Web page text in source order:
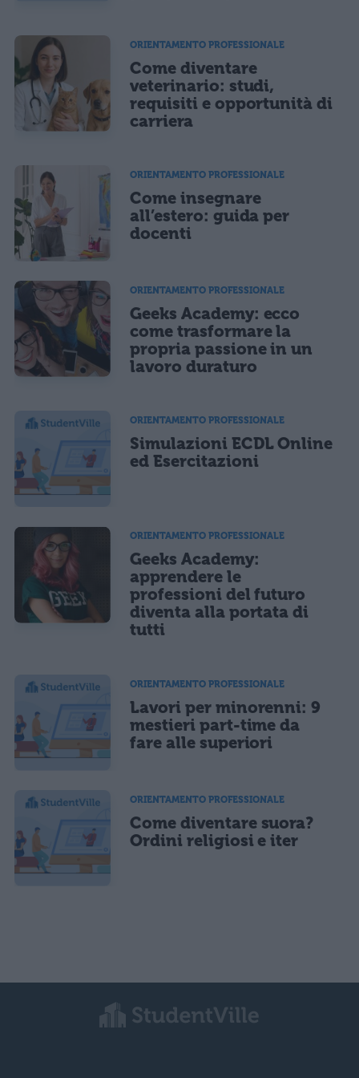
ORIENTAMENTO PROFESSIONALE
Come diventare
veterinario: studi,
requisiti e opportunità di
carriera
ORIENTAMENTO PROFESSIONALE
Come insegnare
all’estero: guida per
docenti
ORIENTAMENTO PROFESSIONALE
Geeks Academy: ecco
come trasformare la
propria passione in un
lavoro duraturo
ORIENTAMENTO PROFESSIONALE
Simulazioni ECDL Online
ed Esercitazioni
ORIENTAMENTO PROFESSIONALE
Geeks Academy:
apprendere le
professioni del futuro
diventa alla portata di
tutti
ORIENTAMENTO PROFESSIONALE
Lavori per minorenni: 9
mestieri part-time da
fare alle superiori
ORIENTAMENTO PROFESSIONALE
Come diventare suora?
Ordini religiosi e iter